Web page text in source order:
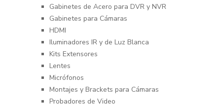
Gabinetes de Acero para DVR y NVR
Gabinetes para Cámaras
HDMI
Iluminadores IR y de Luz Blanca
Kits Extensores
Lentes
Micrófonos
Montajes y Brackets para Cámaras
Probadores de Video